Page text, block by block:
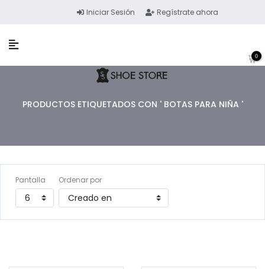
Iniciar Sesión Regístrate ahora
0
PRODUCTOS ETIQUETADOS CON ' BOTAS PARA NIÑA '
Pantalla Ordenar por